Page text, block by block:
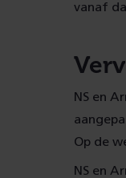
vanaf
NS en
Op de
NS en